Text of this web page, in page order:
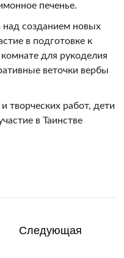
печенье.
над созданием новых
в подготовке к
для рукоделия
веточки вербы
творческих работ, дети
в Таинстве
Следующая